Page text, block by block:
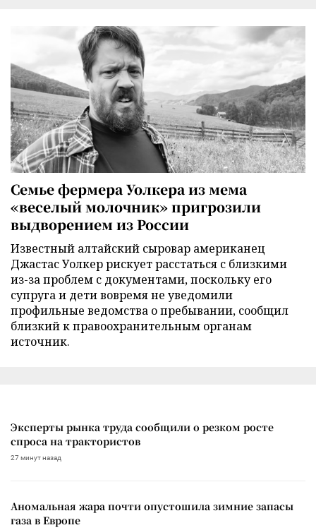
Семье фермера Уолкера из мема
«веселый молочник» пригрозили
выдворением из России
Известный алтайский сыровар американец
Джастас Уолкер рискует расстаться с близкими
из-за проблем с документами, поскольку его
супруга и дети вовремя не уведомили
профильные ведомства о пребывании, сообщил
близкий к правоохранительным органам
источник.
Эксперты рынка труда сообщили о резком росте
спроса на трактористов
27 минут назад
Аномальная жара почти опустошила зимние запасы
газа в Европе